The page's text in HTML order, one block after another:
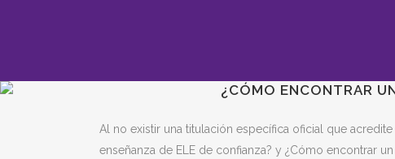
¿CÓMO ENCONTRAR
Al no existir una titulación específica oficial que
enseñanza de ELE de confianza? y ¿Cómo encontrar